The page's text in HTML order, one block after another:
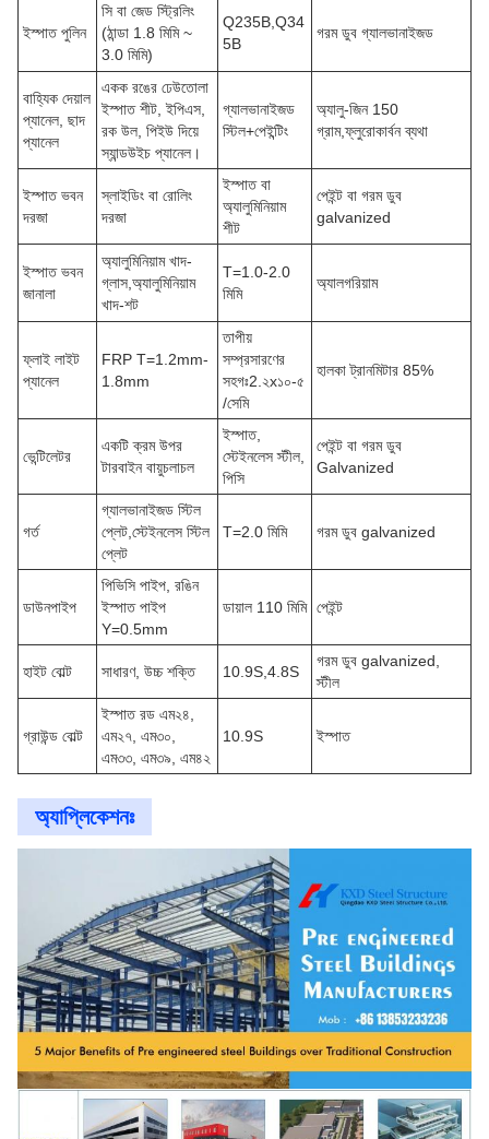
ইস্পাত পুলিন
সি বা জেড স্ট্রিলিং
(ঠান্ডা 1.8 মিমি ~
3.0 মিমি)
Q235B,Q34
5B
গরম ডুব গ্যালভানাইজড
বাহ্যিক দেয়াল
প্যানেল, ছাদ
প্যানেল
একক রঙের ঢেউতোলা
ইস্পাত শীট, ইপিএস,
রক উল, পিইউ দিয়ে
স্যান্ডউইচ প্যানেল।
গ্যালভানাইজড
স্টিল+পেইন্টিং
অ্যালু-জিন 150
গ্রাম,ফ্লুরোকার্বন ব্যথা
ইস্পাত ভবন
দরজা
স্লাইডিং বা রোলিং
দরজা
ইস্পাত বা
অ্যালুমিনিয়াম
শীট
পেইন্ট বা গরম ডুব
galvanized
ইস্পাত ভবন
জানালা
অ্যালুমিনিয়াম খাদ-
গ্লাস,অ্যালুমিনিয়াম
খাদ-শট
T=1.0-2.0
মিমি
অ্যালগরিয়াম
ফ্লাই লাইট
প্যানেল
FRP T=1.2mm-
1.8mm
তাপীয়
সম্প্রসারণের
সহগঃ2.২x১০-৫
/সেমি
হালকা ট্রানমিটার 85%
ভেন্টিলেটর
একটি ক্রম উপর
টারবাইন বায়ুচলাচল
ইস্পাত,
স্টেইনলেস স্টীল,
পিসি
পেইন্ট বা গরম ডুব
Galvanized
গর্ত
গ্যালভানাইজড স্টিল
প্লেট,স্টেইনলেস স্টিল
প্লেট
T=2.0 মিমি গরম ডুব galvanized
ডাউনপাইপ
পিভিসি পাইপ, রঙিন
ইস্পাত পাইপ
Y=0.5mm
ডায়াল 110 মিমি পেইন্ট
হাইট বোল্ট সাধারণ, উচ্চ শক্তি 10.9S,4.8S
গরম ডুব galvanized,
স্টীল
গ্রাউন্ড বোল্ট
ইস্পাত রড এম২৪,
এম২৭, এম৩০,
এম৩৩, এম৩৯, এম৪২
10.9S ইস্পাত
অ্যাপ্লিকেশনঃ